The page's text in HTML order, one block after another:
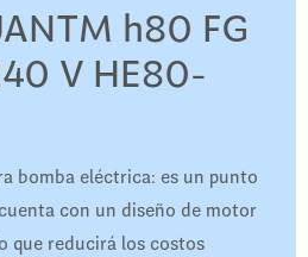
h80 FG
V HE80-
bomba eléctrica: es un punto
con un diseño de motor
que reducirá los costos